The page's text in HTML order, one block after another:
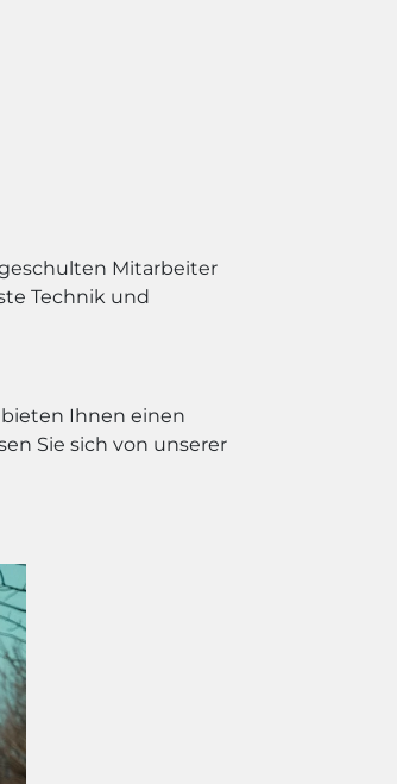
Mitarbeiter
Technik und
Ihnen einen
Sie sich von unserer